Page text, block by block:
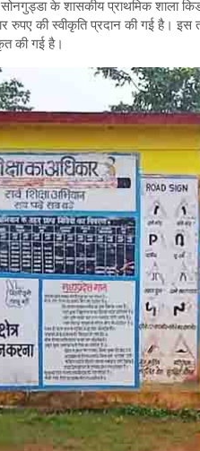
के शासकीय प्राथमिक शाला
रुपए की स्वीकृति प्रदान की गई है।
की गई है।